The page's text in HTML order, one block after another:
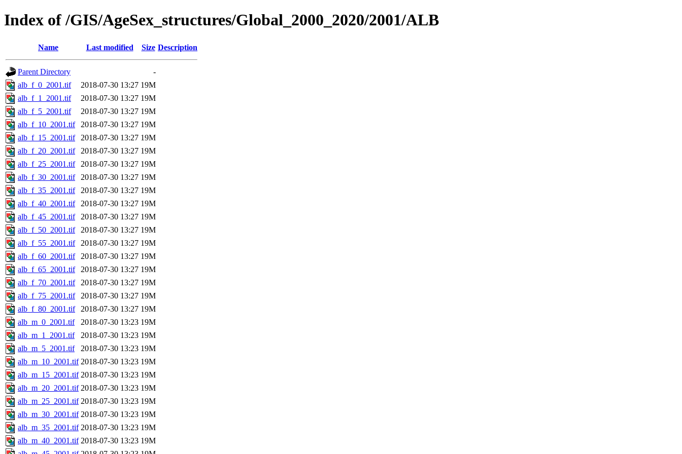
Index of /GIS/AgeSex_structures/Global_2000_2020/2001/ALB
Name Last modified Size Description
Parent Directory
-
alb_f_0_2001.tif
2018-07-30 13:27 19M
alb_f_1_2001.tif
2018-07-30 13:27 19M
alb_f_5_2001.tif
2018-07-30 13:27 19M
alb_f_10_2001.tif
2018-07-30 13:27 19M
alb_f_15_2001.tif
2018-07-30 13:27 19M
alb_f_20_2001.tif
2018-07-30 13:27 19M
alb_f_25_2001.tif
2018-07-30 13:27 19M
alb_f_30_2001.tif
2018-07-30 13:27 19M
alb_f_35_2001.tif
2018-07-30 13:27 19M
alb_f_40_2001.tif
2018-07-30 13:27 19M
alb_f_45_2001.tif
2018-07-30 13:27 19M
alb_f_50_2001.tif
2018-07-30 13:27 19M
alb_f_55_2001.tif
2018-07-30 13:27 19M
alb_f_60_2001.tif
2018-07-30 13:27 19M
alb_f_65_2001.tif
2018-07-30 13:27 19M
alb_f_70_2001.tif
2018-07-30 13:27 19M
alb_f_75_2001.tif
2018-07-30 13:27 19M
alb_f_80_2001.tif
2018-07-30 13:27 19M
alb_m_0_2001.tif
2018-07-30 13:23 19M
alb_m_1_2001.tif
2018-07-30 13:23 19M
alb_m_5_2001.tif
2018-07-30 13:23 19M
alb_m_10_2001.tif 2018-07-30 13:23 19M
alb_m_15_2001.tif 2018-07-30 13:23 19M
alb_m_20_2001.tif 2018-07-30 13:23 19M
alb_m_25_2001.tif 2018-07-30 13:23 19M
alb_m_30_2001.tif 2018-07-30 13:23 19M
alb_m_35_2001.tif 2018-07-30 13:23 19M
alb_m_40_2001.tif 2018-07-30 13:23 19M